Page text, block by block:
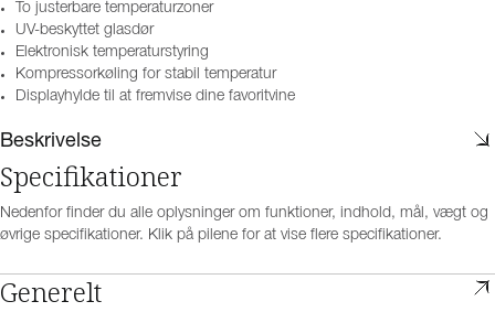
To justerbare temperaturzoner
UV-beskyttet glasdør
Elektronisk temperaturstyring
Kompressorkøling for stabil temperatur
Displayhylde til at fremvise dine favoritvine
Beskrivelse
Specifikationer
Nedenfor finder du alle oplysninger om funktioner, indhold, mål, vægt og
øvrige specifikationer. Klik på pilene for at vise flere specifikationer.
Generelt